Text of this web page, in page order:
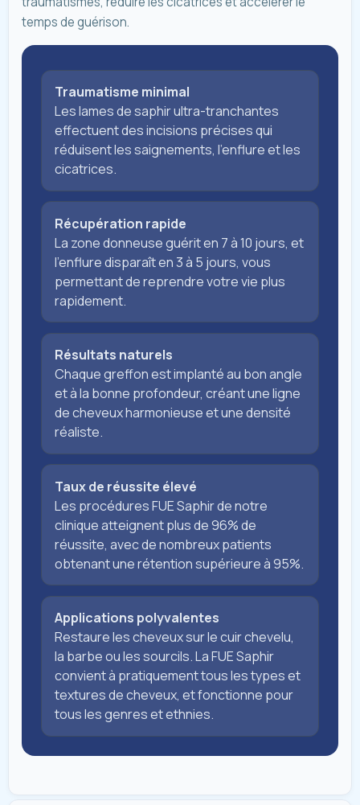
temps de guérison.
Traumatisme minimal
Les lames de saphir ultra-tranchantes
effectuent des incisions précises qui
réduisent les saignements, l'enflure et les
cicatrices.
Récupération rapide
La zone donneuse guérit en 7 à 10 jours, et
l'enflure disparaît en 3 à 5 jours, vous
permettant de reprendre votre vie plus
rapidement.
Résultats naturels
Chaque greffon est implanté au bon angle
et à la bonne profondeur, créant une ligne
de cheveux harmonieuse et une densité
réaliste.
Taux de réussite élevé
Les procédures FUE Saphir de notre
clinique atteignent plus de 96% de
réussite, avec de nombreux patients
obtenant une rétention supérieure à 95%.
Applications polyvalentes
Restaure les cheveux sur le cuir chevelu,
la barbe ou les sourcils. La FUE Saphir
convient à pratiquement tous les types et
textures de cheveux, et fonctionne pour
tous les genres et ethnies.